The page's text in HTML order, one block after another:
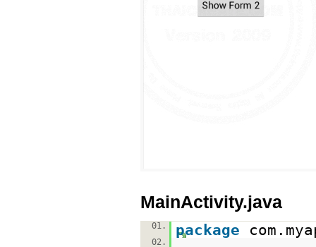
MainActivity.java
01. package
02.